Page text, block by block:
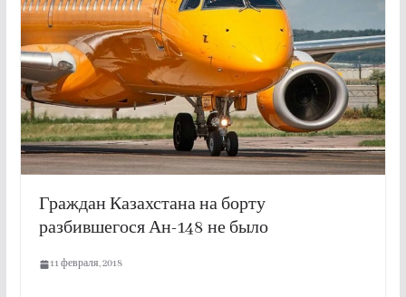
Граждан Казахстана на борту
разбившегося Ан-148 не было
11 февраля, 2018